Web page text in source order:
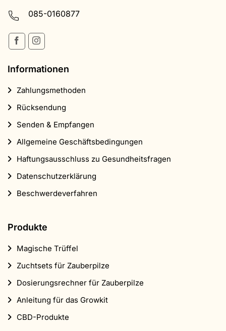
085-0160877
Informationen
Zahlungsmethoden
Rücksendung
Senden & Empfangen
Allgemeine Geschäftsbedingungen
Haftungsausschluss zu Gesundheitsfragen
Datenschutzerklärung
Beschwerdeverfahren
Produkte
Magische Trüffel
Zuchtsets für Zauberpilze
Dosierungsrechner für Zauberpilze
Anleitung für das Growkit
CBD-Produkte